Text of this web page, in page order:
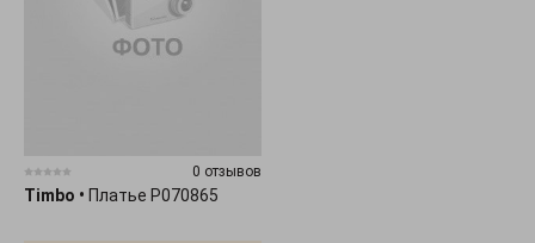
0 отзывов
Timbo • Платье P070865